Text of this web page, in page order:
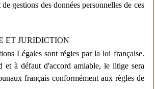
gestions des données personnelles de ces
ET JURIDICTION
Légales sont régies par la loi française.
et à défaut d'accord amiable, le litige sera
français conformément aux règles de